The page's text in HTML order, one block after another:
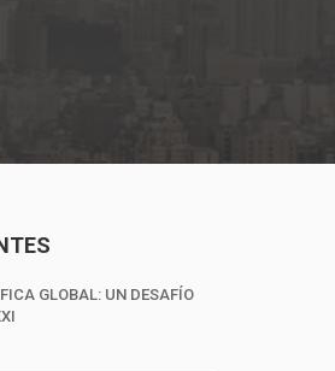
GLOBAL: UN DESAFÍO